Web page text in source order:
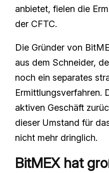
anbietet, fielen die
der CFTC.
Die Gründer von
aus dem Schneider,
noch ein separates
Ermittlungsverfahren.
aktiven Geschäft
dieser Umstand für
nicht mehr dringlich.
BitMEX hat